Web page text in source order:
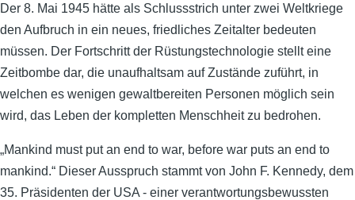
Der 8. Mai 1945 hätte als Schlussstrich unter zwei Weltkriege
den Aufbruch in ein neues, friedliches Zeitalter bedeuten
müssen. Der Fortschritt der Rüstungstechnologie stellt eine
Zeitbombe dar, die unaufhaltsam auf Zustände zuführt, in
welchen es wenigen gewaltbereiten Personen möglich sein
wird, das Leben der kompletten Menschheit zu bedrohen.
„Mankind must put an end to war, before war puts an end to
mankind.“ Dieser Ausspruch stammt von John F. Kennedy, dem
35. Präsidenten der USA - einer verantwortungsbewussten